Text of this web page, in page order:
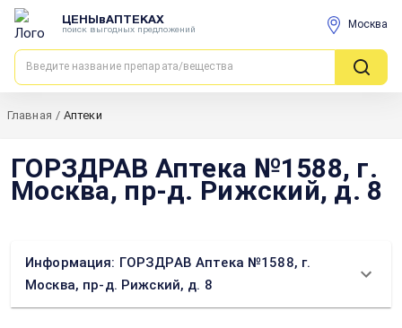
ЦЕНЫвАПТЕКАХ
поиск выгодных предложений Москва
Главная / Аптеки
ГОРЗДРАВ Аптека №1588, г.
Москва, пр-д. Рижский, д. 8
Информация: ГОРЗДРАВ Аптека №1588, г.
Москва, пр-д. Рижский, д. 8